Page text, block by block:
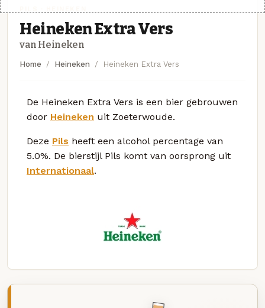
Heineken Extra Vers
van Heineken
Home Heineken Heineken Extra Vers
De Heineken Extra Vers is een bier gebrouwen
door Heineken uit Zoeterwoude.
Deze Pils heeft een alcohol percentage van
5.0%. De bierstijl Pils komt van oorsprong uit
Internationaal.